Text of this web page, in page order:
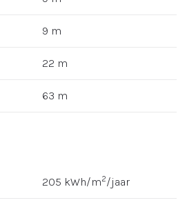
9 m
22 m
63 m
205 kWh/m2/jaar